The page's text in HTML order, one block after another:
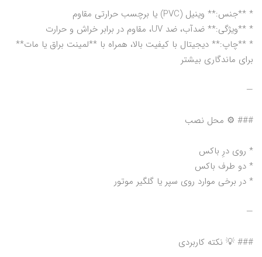
* **جنس:** وینیل (PVC) یا برچسب حرارتی مقاوم
* **ویژگی:** ضدآب، ضد UV، مقاوم در برابر خراش و حرارت
* **چاپ:** دیجیتال با کیفیت بالا، همراه با **لمینت براق یا مات**
برای ماندگاری بیشتر
—
### ⚙️ محل نصب
* روی درِ باکس
* دو طرف باکس
* در برخی موارد روی سپر یا گلگیر موتور
—
### 💡 نکته کاربردی